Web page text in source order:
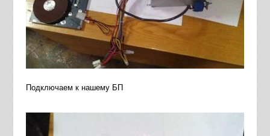
Подключаем к нашему БП